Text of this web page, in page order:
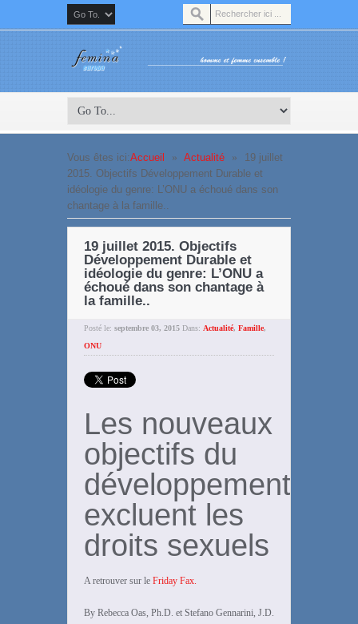
Vous êtes ici:Accueil » Actualité »
19 juillet
2015. Objectifs Développement Durable et
idéologie du genre: L’ONU a échoué dans son
chantage à la famille..
19 juillet 2015. Objectifs
Développement Durable et
idéologie du genre: L’ONU a
échoué dans son chantage à
la famille..
Posté le: septembre 03, 2015 Dans: Actualité, Famille,
ONU
Les nouveaux
objectifs du
développement
excluent les
droits sexuels
A retrouver sur le Friday Fax.
By Rebecca Oas, Ph.D. et Stefano Gennarini, J.D.